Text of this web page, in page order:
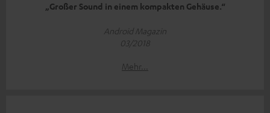
„Großer Sound in einem kompakten Gehäuse.“
Android Magazin
03/2018
Mehr...